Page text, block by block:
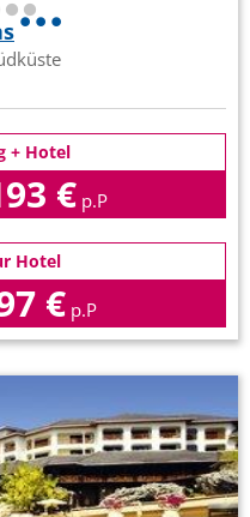
+ Hotel
€ p.P
Hotel
€ p.P